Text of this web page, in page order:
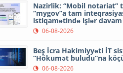
Nazirlik: “Mobil notariat”
“mygov”a tam
istiqamətində işlər
06-08-2026
Beş İcra Hakimiyyəti İT
“Hökumət buludu”na
06-08-2026